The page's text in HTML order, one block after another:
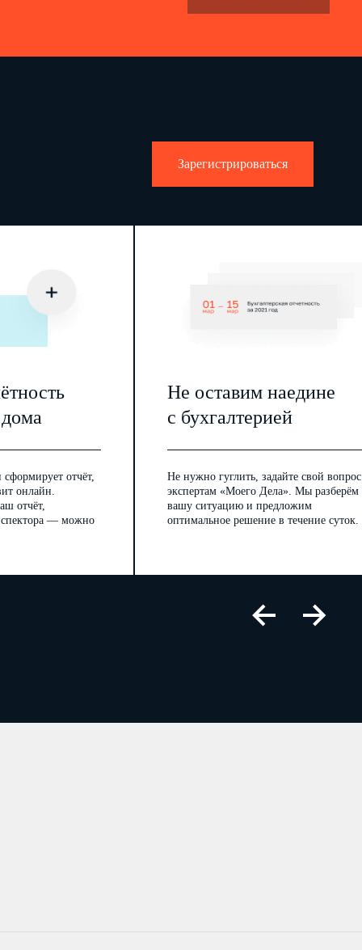
Зарегистрироваться
сформирует отчёт,
онлайн.
отчёт,
— можно
Не оставим наедине
с бухгалтерией
Не нужно гуглить, задайте свой вопрос
экспертам «Моего Дела». Мы разберём
вашу ситуацию и предложим
оптимальное решение в течение суток.